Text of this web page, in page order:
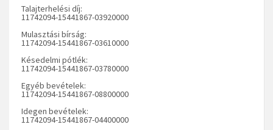
Talajterhelési díj:
11742094-15441867-03920000
Mulasztási bírság:
11742094-15441867-03610000
Késedelmi pótlék:
11742094-15441867-03780000
Egyéb bevételek:
11742094-15441867-08800000
Idegen bevételek:
11742094-15441867-04400000